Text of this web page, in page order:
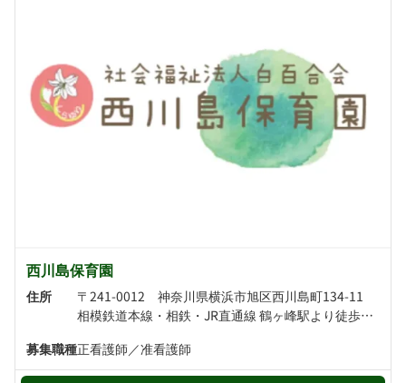
西川島保育園
住所
〒241-0012 神奈川県横浜市旭区西川島町134-11
相模鉄道本線・相鉄・JR直通線 鶴ヶ峰駅より徒歩10分 相模鉄道本線・相模鉄道・東京急行電鉄・相鉄・JR直通線 西谷駅より徒歩14分
募集職種正看護師／准看護師